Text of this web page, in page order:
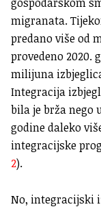
migranata.
predano više od
provedeno 2020.
milijuna
Integracija
bila je brža nego
godine daleko
integracijske
2).
No, integracijski